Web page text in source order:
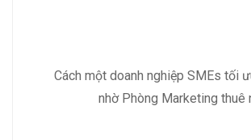
Cách một doanh nghiệp SMEs tối
nhờ Phòng Marketing thuê